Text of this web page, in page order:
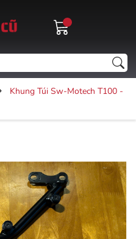
Khung Túi Sw-Motech T100 -